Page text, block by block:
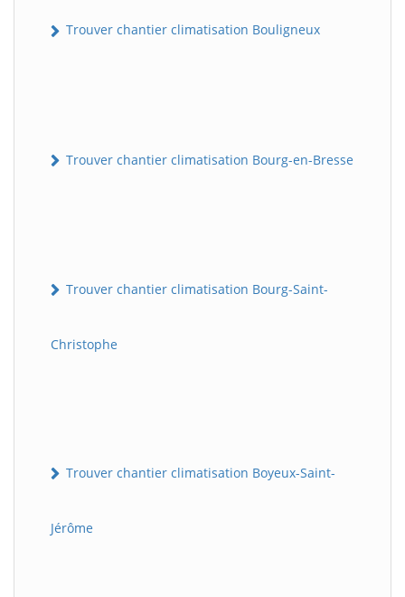
Trouver chantier climatisation Bouligneux
Trouver chantier climatisation Bourg-en-Bresse
Trouver chantier climatisation Bourg-Saint-
Christophe
Trouver chantier climatisation Boyeux-Saint-
Jérôme